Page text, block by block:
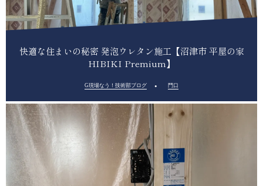
快適な住まいの秘密 発泡ウレタン施工【沼津市 平屋の家
HIBIKI Premium】
G現場なう！技術部ブログ 門口